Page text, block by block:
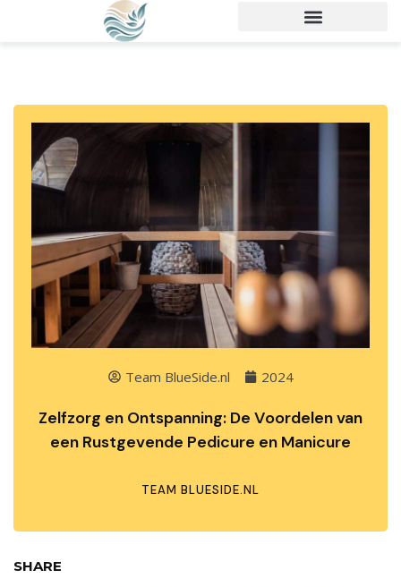
Team BlueSide.nl 2024
Zelfzorg en Ontspanning: De Voordelen van
een Rustgevende Pedicure en Manicure
TEAM BLUESIDE.NL
SHARE